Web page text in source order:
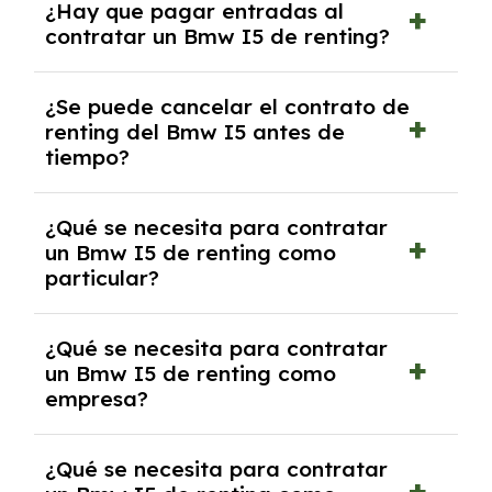
con el seguro a todo riesgo sin franquicia
incluido dentro de las cuotas mensuales.
¿Hay que pagar entradas al
contratar un Bmw I5 de renting?
tendrás que pagar ningún tipo de entrada
salvo en casos que lo exija el proveedor
debido al resultado del estudio de viabilidad
económica.
¿Se puede cancelar el contrato de
renting del Bmw I5 antes de
tiempo?
pero puede haber penalizaciones por
cancelación anticipada. Es importante revisar
las condiciones del contrato y hablar con un
experto que te asesore.
¿Qué se necesita para contratar
un Bmw I5 de renting como
particular?
y, en algunos casos, una consulta de solvencia
crediticia y un pago inicial.
¿Qué se necesita para contratar
un Bmw I5 de renting como
empresa?
documentación financiera y, en algunos
¿Qué se necesita para contratar